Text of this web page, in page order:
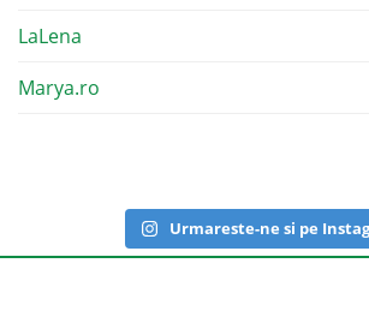
LaLena
Marya.ro
Urmareste-ne si pe